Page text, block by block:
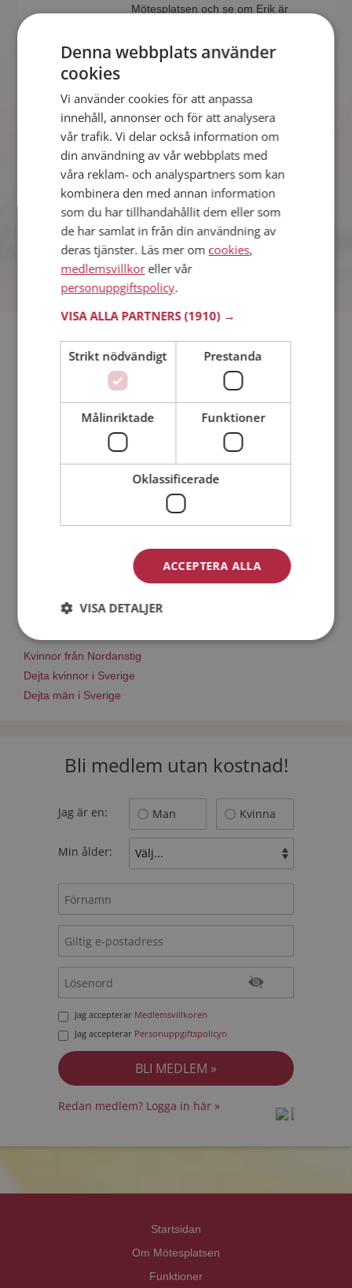
Mötesplatsen och se om Erik är
FREDRIKb98
27 år från Nordanstig i Gävleborgs län
Söker kvinna 18 - 30 år
Som medlem kan du visa upp dig för
FREDRIKb98 och tusentals andra
singlar på Mötesplatsen! Ta chansen
att se vilka som tycker att du är
intressant.
Mötesplatsen kan du blir medlem och söka bland tusentals
dejtingintresserade singlar i Nordanstig
Steg 1 - Bli medlem & skapa en presentation
Steg 2 - Så här fungerar våra sökfunktioner
Steg 3 - Tips på hur du tar kontakt
Dejta säkert
Match Making på Mötesplatsen
Kvinnor från Nordanstig
Dejta kvinnor i Sverige
Dejta män i Sverige
Bli medlem utan kostnad!
Jag är en: Man Kvinna
Min ålder:
Jag accepterar Medlemsvillkoren
Jag accepterar Personuppgiftspolicyn
Redan medlem? Logga in här »
Startsidan
Om Mötesplatsen
Funktioner
Denna webbplats använder
cookies
Vi använder cookies för att anpassa
innehåll, annonser och för att analysera
vår trafik. Vi delar också information om
din användning av vår webbplats med
våra reklam- och analyspartners som kan
kombinera den med annan information
som du har tillhandahållit dem eller som
de har samlat in från din användning av
deras tjänster. Läs mer om cookies,
medlemsvillkoreller vår
personuppgiftspolicy.
VISA ALLA PARTNERS(1910) →
Strikt nödvändigt Prestanda
Målinriktade Funktioner
Oklassificerade
ACCEPTERA ALLA
VISA DETALJER